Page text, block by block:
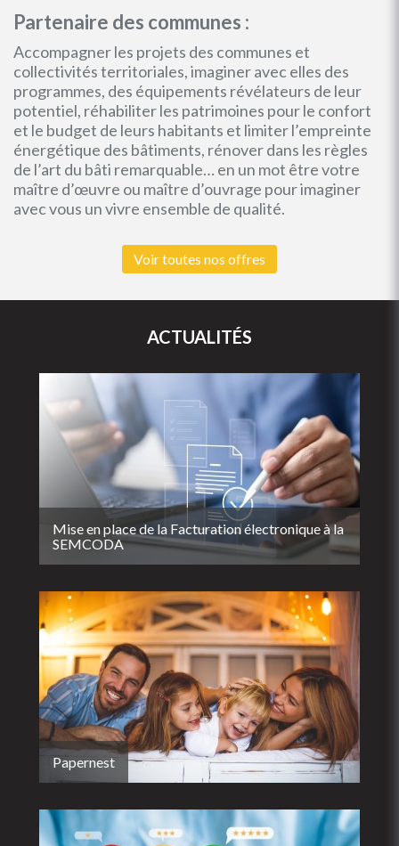
Partenaire des communes :
Accompagner les projets des communes et
collectivités territoriales, imaginer avec elles des
programmes, des équipements révélateurs de leur
potentiel, réhabiliter les patrimoines pour le confort
et le budget de leurs habitants et limiter l’empreinte
énergétique des bâtiments, rénover dans les règles
de l’art du bâti remarquable… en un mot être votre
maître d’œuvre ou maître d’ouvrage pour imaginer
avec vous un vivre ensemble de qualité.
Voir toutes nos offres
ACTUALITÉS
Mise en place de la Facturation électronique à la
SEMCODA
Papernest